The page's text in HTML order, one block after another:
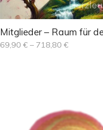
Mitglieder – Raum für
69,90 € – 718,80 €